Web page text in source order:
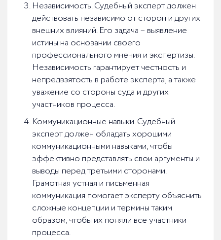
Независимость. Судебный эксперт должен
действовать независимо от сторон и других
внешних влияний. Его задача – выявление
истины на основании своего
профессионального мнения и экспертизы.
Независимость гарантирует честность и
непредвзятость в работе эксперта, а также
уважение со стороны суда и других
участников процесса.
Коммуникационные навыки. Судебный
эксперт должен обладать хорошими
коммуникационными навыками, чтобы
эффективно представлять свои аргументы и
выводы перед третьими сторонами.
Грамотная устная и письменная
коммуникация помогает эксперту объяснить
сложные концепции и термины таким
образом, чтобы их поняли все участники
процесса.